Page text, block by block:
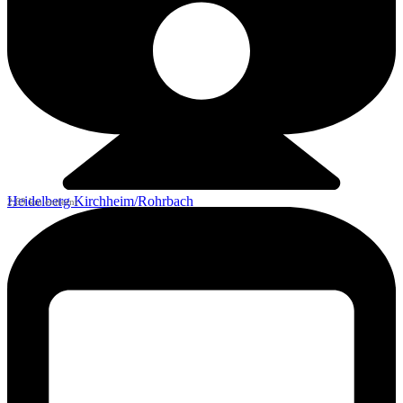
Heidelberg Kirchheim/Rohrbach
2,69 km entfernt